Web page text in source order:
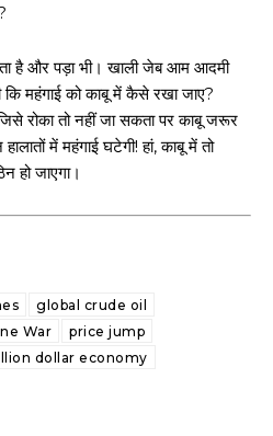
है और पड़ा भी। खाली जेब आम आदमी
कि महंगाई को काबू में कैसे रखा जाए?
रोका तो नहीं जा सकता पर काबू जरूर
में महंगाई घटेगी! हां, काबू में तो
हो जाएगा।
global crude oil
War
price jump
dollar economy